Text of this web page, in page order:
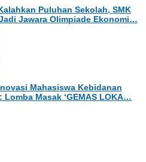
Puluhan Sekolah, SMK
Jawara Olimpiade Ekonomi…
Mahasiswa Kebidanan
Masak ‘GEMAS LOKA…